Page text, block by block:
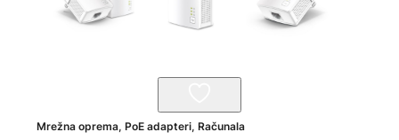
Mrežna oprema,PoE adapteri,Računala